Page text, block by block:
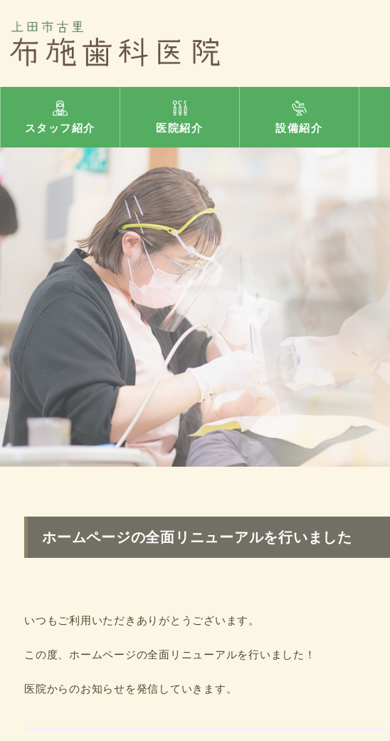
スタッフ紹介 医院紹介 設備紹介
ホームページの全面リニューアルを行いました
いつもご利用いただきありがとうございます。
この度、ホームページの全面リニューアルを行いました！
医院からのお知らせを発信していきます。